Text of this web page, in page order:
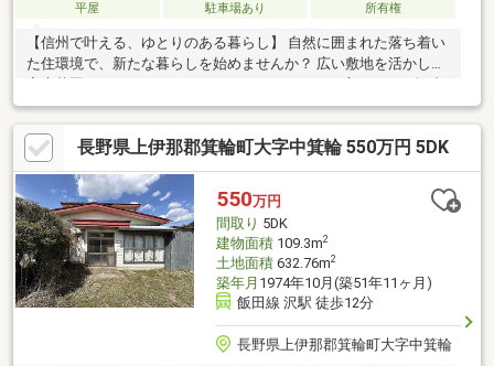
平屋 駐車場あり 所有権
【信州で叶える、ゆとりのある暮らし】 自然に囲まれた落ち着い
た住環境で、新たな暮らしを始めませんか？ 広い敷地を活かした
のスペースとしても活用
長野県上伊那郡箕輪町大字中箕輪 550万円 5DK
550万円
間取り 5DK
建物面積109.3m2
土地面積632.76m2
築年月 1974年10月(築51年11ヶ月)
飯田線 沢駅 徒歩12分
長野県上伊那郡箕輪町大字中箕輪